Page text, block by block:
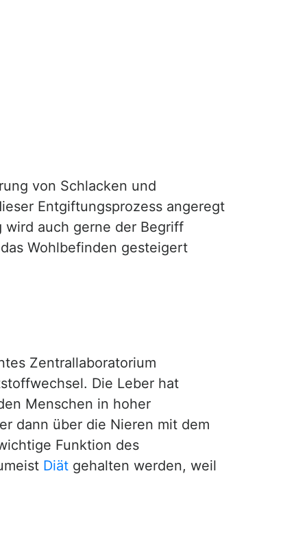
von Schlacken und
Entgiftungsprozess angeregt
wird auch gerne der Begriff
Wohlbefinden gesteigert
Zentrallaboratorium
Die Leber hat
Menschen in hoher
dann über die Nieren mit dem
Funktion des
Diät gehalten werden, weil